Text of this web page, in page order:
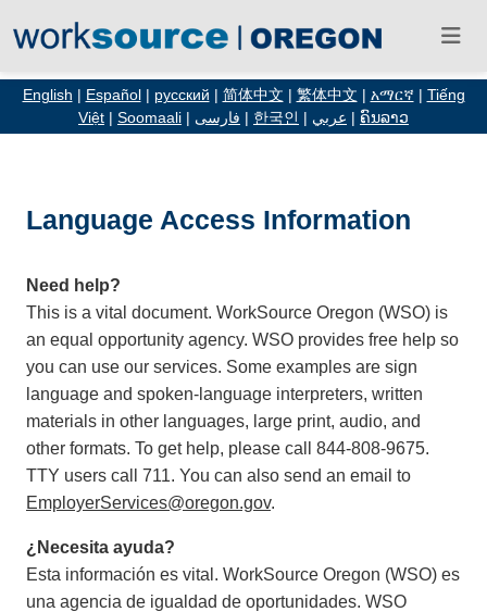
English Español русский 简体中文 繁体中文 አማርኛ
Tiếng
Việt
Soomaali فارسی 한국인 عربي ຄົນລາວ
Language Access Information
Need help?
This is a vital document. WorkSource Oregon (WSO) is
an equal opportunity agency. WSO provides free help so
you can use our services. Some examples are sign
language and spoken-language interpreters, written
materials in other languages, large print, audio, and
other formats. To get help, please call 844-808-9675.
TTY users call 711. You can also send an email to
EmployerServices@oregon.gov.
¿Necesita ayuda?
Esta información es vital. WorkSource Oregon (WSO) es
una agencia de igualdad de oportunidades. WSO